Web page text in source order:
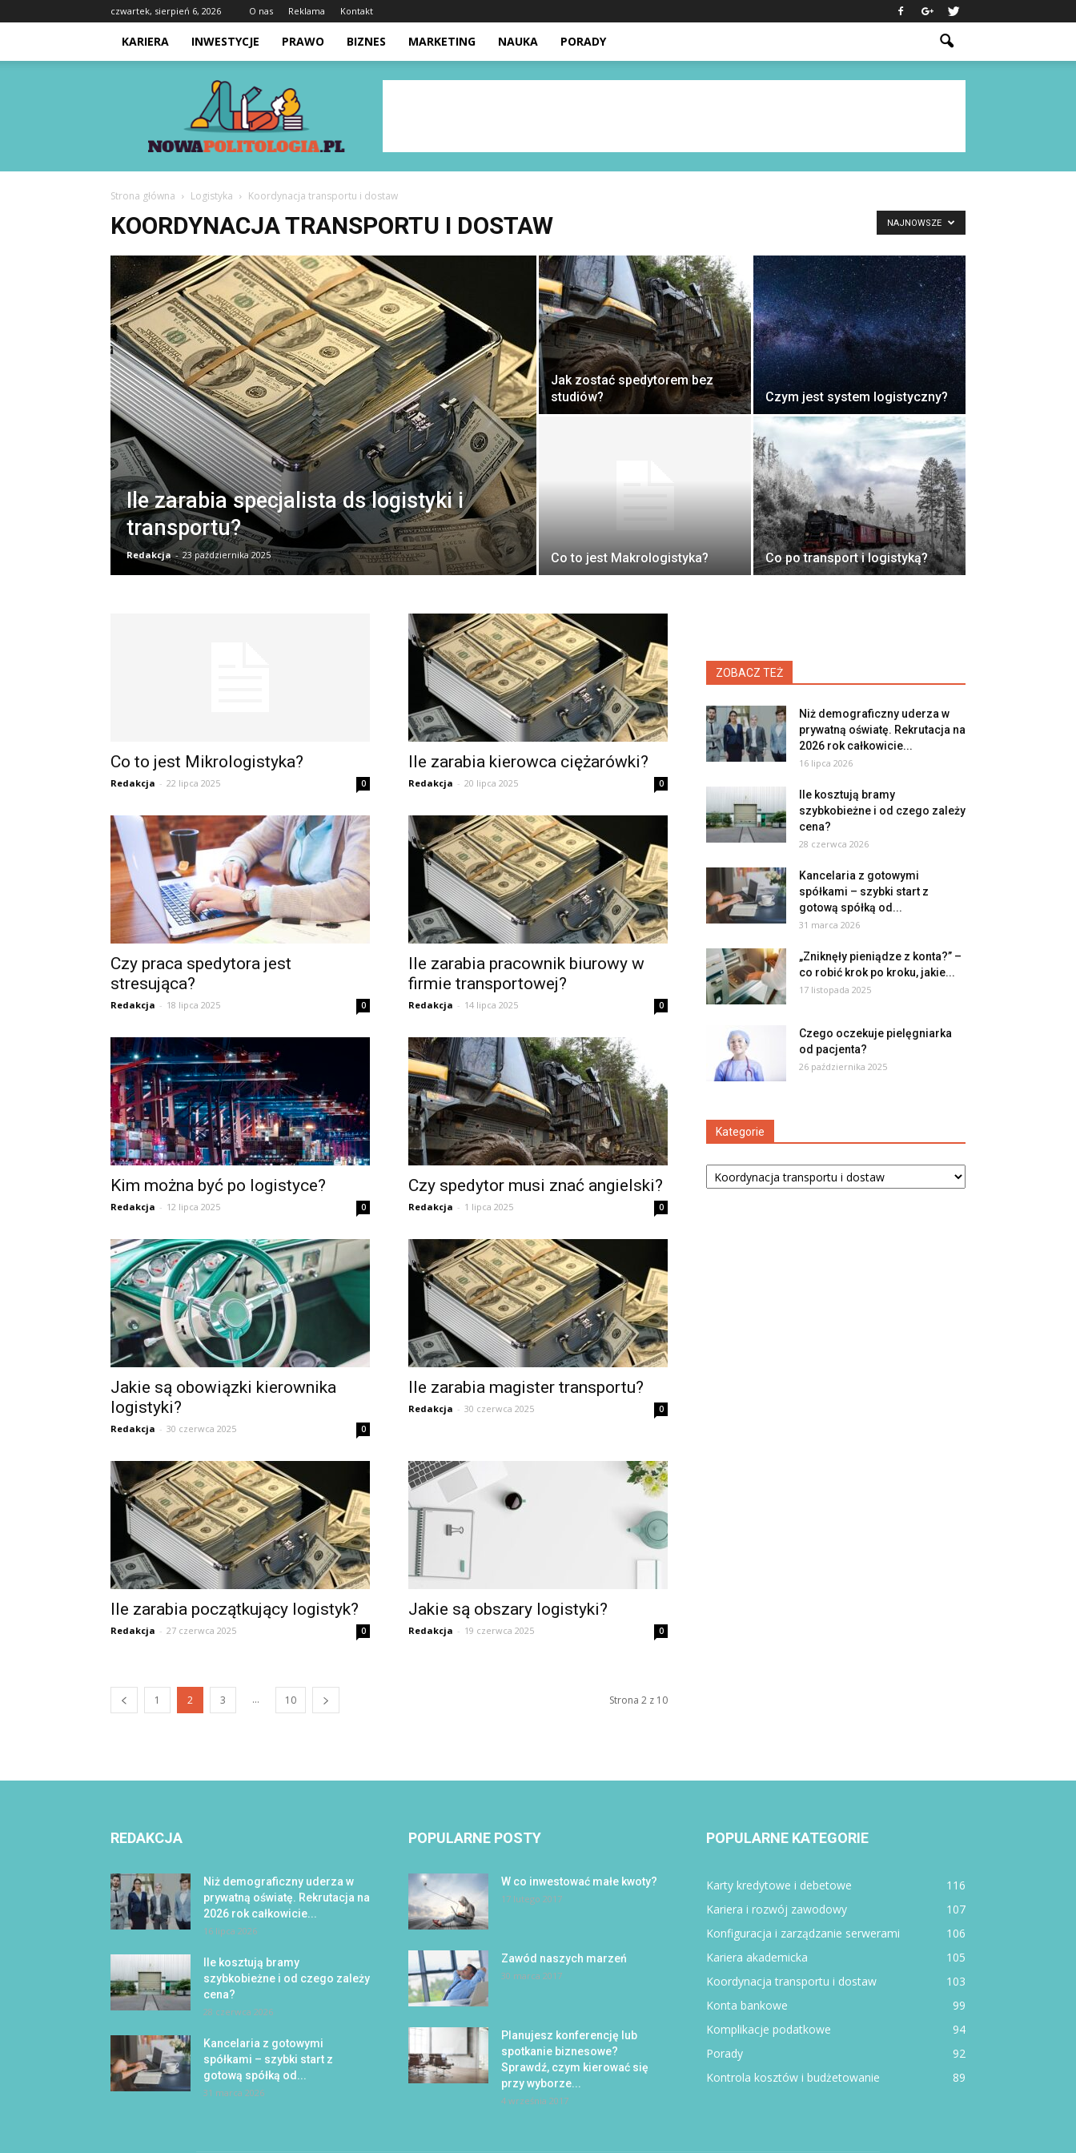
czwartek, sierpień 6, 2026 O nas Reklama Kontakt
KARIERA INWESTYCJE PRAWO BIZNES MARKETING NAUKA PORADY
Nowapolitologia.pl
Strona główna Logistyka Koordynacja transportu i dostaw
KOORDYNACJA TRANSPORTU I DOSTAW NAJNOWSZE
Ile zarabia specjalista ds logistyki i
transportu?
Redakcja - 23 października 2025
Jak zostać spedytorem bez
studiów?
Czym jest system logistyczny?
Co to jest Makrologistyka? Co po transport i logistyką?
Co to jest Mikrologistyka?
Redakcja - 22 lipca 2025 0
Ile zarabia kierowca ciężarówki?
Redakcja - 20 lipca 2025 0
Czy praca spedytora jest
stresująca?
Redakcja - 18 lipca 2025 0
Ile zarabia pracownik biurowy w
firmie transportowej?
Redakcja - 14 lipca 2025 0
Kim można być po logistyce?
Redakcja - 12 lipca 2025 0
Czy spedytor musi znać angielski?
Redakcja - 1 lipca 2025 0
Jakie są obowiązki kierownika
logistyki?
Redakcja - 30 czerwca 2025 0
Ile zarabia magister transportu?
Redakcja - 30 czerwca 2025 0
Ile zarabia początkujący logistyk?
Redakcja - 27 czerwca 2025 0
Jakie są obszary logistyki?
Redakcja - 19 czerwca 2025 0
1 2 3 ... 10 Strona 2 z 10
ZOBACZ TEŻ
Niż demograficzny uderza w
prywatną oświatę. Rekrutacja na
2026 rok całkowicie...
16 lipca 2026
Ile kosztują bramy
szybkobieżne i od czego zależy
cena?
28 czerwca 2026
Kancelaria z gotowymi
spółkami – szybki start z
gotową spółką od...
31 marca 2026
„Zniknęły pieniądze z konta?” –
co robić krok po kroku, jakie...
17 listopada 2025
Czego oczekuje pielęgniarka
od pacjenta?
26 października 2025
Kategorie
Kategorie
REDAKCJA
Niż demograficzny uderza w
prywatną oświatę. Rekrutacja na
2026 rok całkowicie...
16 lipca 2026
Ile kosztują bramy
szybkobieżne i od czego zależy
cena?
28 czerwca 2026
Kancelaria z gotowymi
spółkami – szybki start z
gotową spółką od...
31 marca 2026
POPULARNE POSTY
W co inwestować małe kwoty?
17 lutego 2017
Zawód naszych marzeń
30 marca 2017
Planujesz konferencję lub
spotkanie biznesowe?
Sprawdź, czym kierować się
przy wyborze...
4 września 2017
POPULARNE KATEGORIE
Karty kredytowe i debetowe
116
Kariera i rozwój zawodowy
107
Konfiguracja i zarządzanie serwerami
106
Kariera akademicka
105
Koordynacja transportu i dostaw
103
Konta bankowe
99
Komplikacje podatkowe
94
Porady
92
Kontrola kosztów i budżetowanie
89